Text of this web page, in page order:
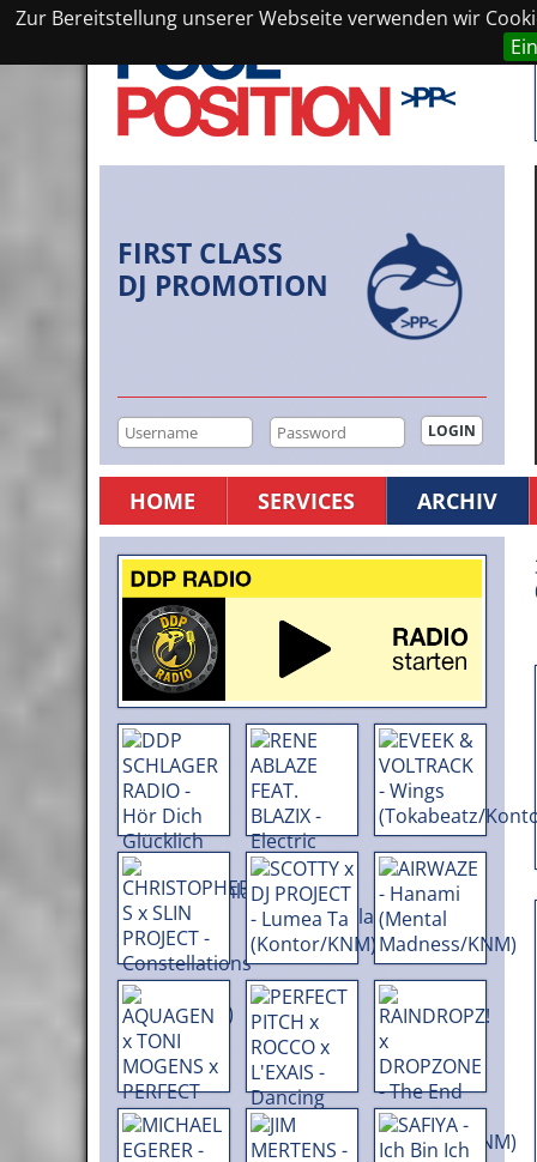
Zur Bereitstellung unserer Webseite verwenden wir
FIRST CLASS
DJ PROMOTION
HOME SERVICES ARCHIV